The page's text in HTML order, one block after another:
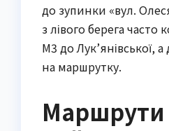
до зупинки «вул.
з лівого берега
М3 до Лук’янівської, а
на маршрутку.
Маршрути